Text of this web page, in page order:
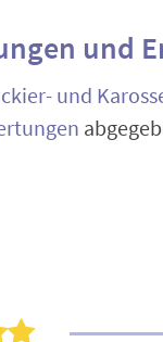
und
und